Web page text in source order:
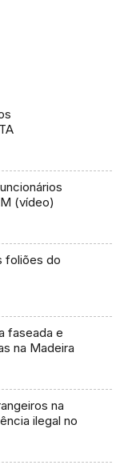
(vídeo)
foliões do
faseada e
na Madeira
na
ilegal no